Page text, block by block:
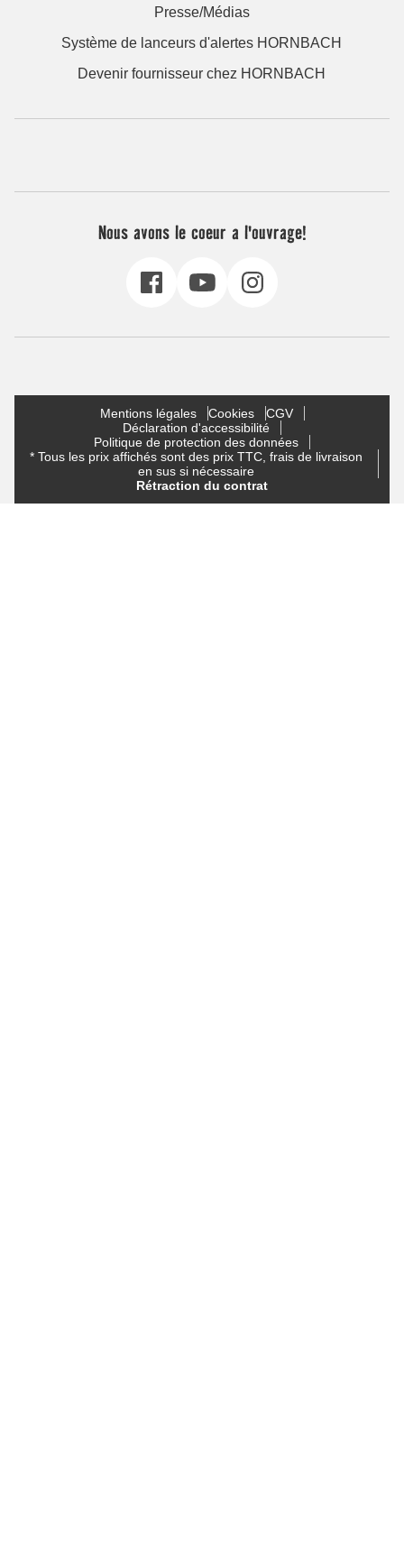
Presse/Médias
Système de lanceurs d'alertes HORNBACH
Devenir fournisseur chez HORNBACH
Nous avons le coeur a l'ouvrage!
Mentions légales Cookies
CGV
Déclaration d'accessibilité
Politique de protection des données
* Tous les prix affichés sont des prix TTC, frais de livraison
en sus si nécessaire
Rétraction du contrat